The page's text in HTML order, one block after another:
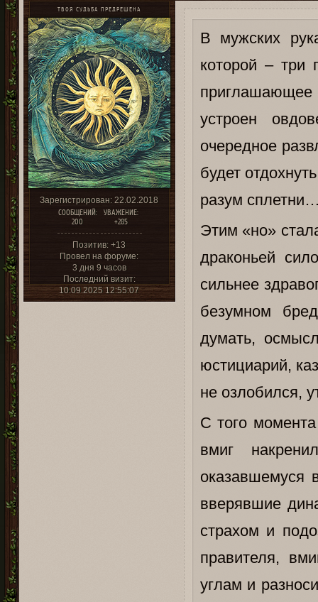
ТВОЯ СУДЬБА ПРЕДРЕШЕНА
Зарегистрирован: 22.02.2018
СООБЩЕНИЙ:
200
УВАЖЕНИЕ:
+285
Позитив: +13
Провел на форуме:
3 дня 9 часов
Последний визит:
10.09.2025 12:55:07
В мужских
которой – три
приглашающее
устроен
очередное
будет
разум
Этим «но»
драконьей
сильнее
безумном
думать,
юстициарий,
не озлобился,
С того
вмиг
оказавшемуся
вверявшие
страхом и
правителя,
углам и